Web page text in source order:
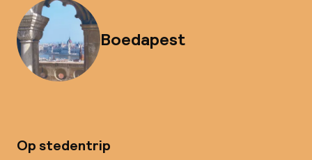
Boedapest
Op stedentrip